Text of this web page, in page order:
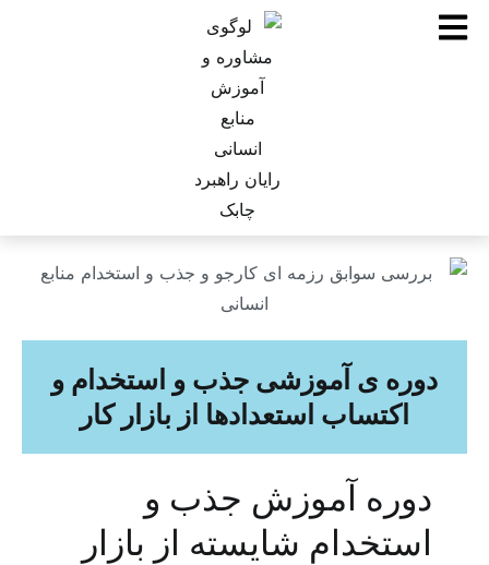
دوره ی آموزشی جذب و استخدام و
اکتساب استعدادها از بازار کار
دوره آموزش جذب و
استخدام شایسته از بازار